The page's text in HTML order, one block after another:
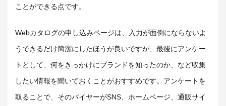
ことができる点です。
Webカタログの申し込みページは、入力が面倒にならないよ
うできるだけ簡潔にしたほうが良いですが、最後にアンケー
トとして、何をきっかけにブランドを知ったのか、など収集
したい情報を聞いておくことがおすすめです。アンケートを
取ることで、そのバイヤーがSNS、ホームページ、通販サイ